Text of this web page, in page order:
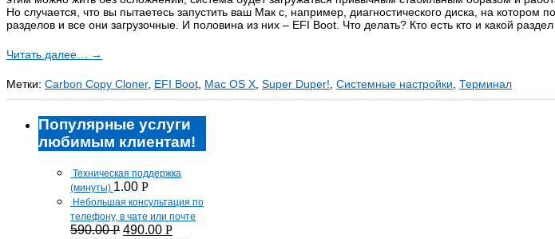
Но случается, что вы пытаетесь запустить ваш Мак с, например, диагностического диска, на котором
разделов и все они загрузочные. И половина из них – EFI Boot. Что делать? Кто есть кто и какой
Читать далее… →
Метки: Carbon Copy Cloner, EFI Boot Mac OS X Super Duper! Системные настройки Терминал
Популярные услуги
любимым клиентам!
Техническая поддержка
(минуты) 1.00 Р
Небольшая консультация по
телефону, в чате или почте
590.00Р 490.00 Р